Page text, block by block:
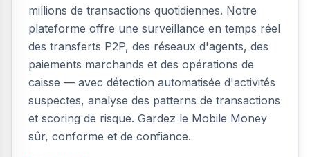
millions de transactions quotidiennes. Notre
plateforme offre une surveillance en temps réel
des transferts P2P, des réseaux d'agents, des
paiements marchands et des opérations de
caisse — avec détection automatisée d'activités
suspectes, analyse des patterns de transactions
et scoring de risque. Gardez le Mobile Money
sûr, conforme et de confiance.